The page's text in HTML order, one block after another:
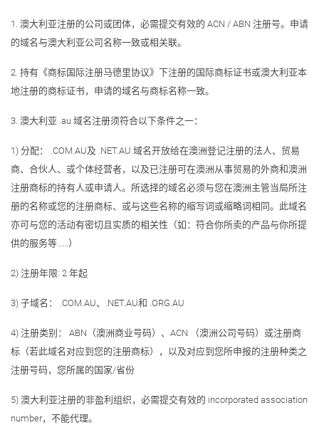
1. 澳大利亚注册的公司或团体，必需提交有效的 ACN / ABN 注册号。申请
的域名与澳大利亚公司名称一致或相关联。
2. 持有《商标国际注册马德里协议》下注册的国际商标证书或澳大利亚本
地注册的商标证书，申请的域名与商标名称一致。
3. 澳大利亚 .au 域名注册须符合以下条件之一：
1) 分配： .COM.AU及 .NET.AU 域名开放给在澳洲登记注册的法人、贸易
商、合伙人、或个体经营者，以及已注册可在澳洲从事贸易的外商和澳洲
注册商标的持有人或申请人。所选择的域名必须与您在澳洲主管当局所注
册的名称或您的注册商标、或与这些名称的缩写词或缩略词相同。此域名
亦可与您的活动有密切且实质的相关性（如：符合你所卖的产品与你所提
供的服务等……）
2) 注册年限: 2 年起
3) 子域名： .COM.AU、.NET.AU和 .ORG.AU
4) 注册类别： ABN（澳洲商业号码）、ACN （澳洲公司号码）或注册商
标（若此域名对应到您的注册商标），以及对应到您所申报的注册种类之
注册号码，您所属的国家/省份
5) 澳大利亚注册的非盈利组织，必需提交有效的 incorporated association
number，不能代理。